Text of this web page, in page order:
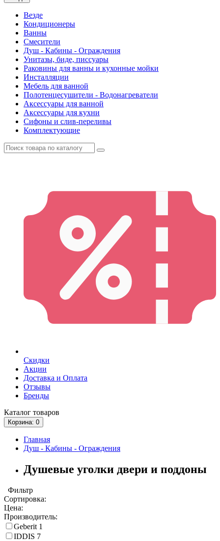
Везде
Кондиционеры
Ванны
Смесители
Душ - Кабины - Ограждения
Унитазы, биде, писсуары
Раковины для ванны и кухонные мойки
Инсталляции
Мебель для ванной
Полотенцесушители - Водонагреватели
Аксессуары для ванной
Аксессуары для кухни
Сифоны и слив-переливы
Комплектующие
Скидки
Акции
Доставка и Оплата
Отзывы
Бренды
Каталог товаров
Корзина: 0
Главная
Душ - Кабины - Ограждения
Душевые уголки двери и поддоны
Фильтр
Сортировка:
Цена:
Производитель:
Geberit 1
IDDIS 7